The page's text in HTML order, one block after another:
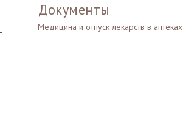
Документы
Медицина и отпуск лекарств в аптеках